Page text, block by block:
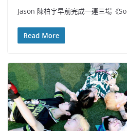
Jason 陳柏宇早前完成一連三場《So
Read More